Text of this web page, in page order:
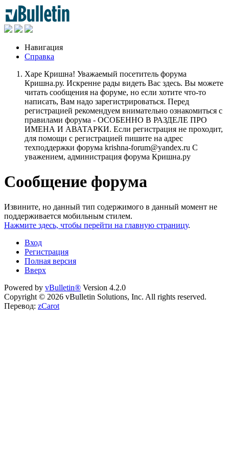
Навигация
Справка
Харе Кришна! Уважаемый посетитель форума
Кришна.ру. Искренне рады видеть Вас здесь. Вы можете
читать сообщения на форуме, но если хотите что-то
написать, Вам надо зарегистрироваться. Перед
регистрацией рекомендуем внимательно ознакомиться с
правилами форума - ОСОБЕННО В РАЗДЕЛЕ ПРО
ИМЕНА И АВАТАРКИ. Если регистрация не проходит,
для помощи с регистрацией пишите на адрес
техподдержки форума krishna-forum@yandex.ru С
уважением, администрация форума Кришна.ру
Сообщение форума
Извините, но данный тип содержимого в данный момент не
поддерживается мобильным стилем.
Нажмите здесь, чтобы перейти на главную страницу.
Вход
Регистрация
Полная версия
Вверх
Powered by vBulletin® Version 4.2.0
Copyright © 2026 vBulletin Solutions, Inc. All rights reserved.
Перевод: zCarot